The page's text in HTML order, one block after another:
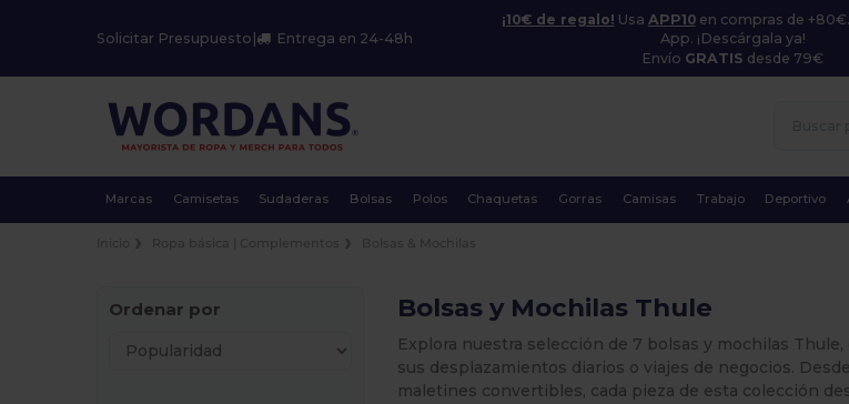
Solicitar Presupuesto Entrega en 24-48h
¡10€ de regalo! Usa APP10en compras de
App. ¡Descárgala ya!
Envío GRATIS desde 79€
Marcas Camisetas Sudaderas Bolsas Polos Chaquetas Gorras Camisas Trabajo Deportivo
Ordenar por Bolsas y Mochilas Thule
Explora nuestra selección de 7 bolsas y mochilas
sus desplazamientos diarios o viajes de negocios.
maletines convertibles, cada pieza de esta colección